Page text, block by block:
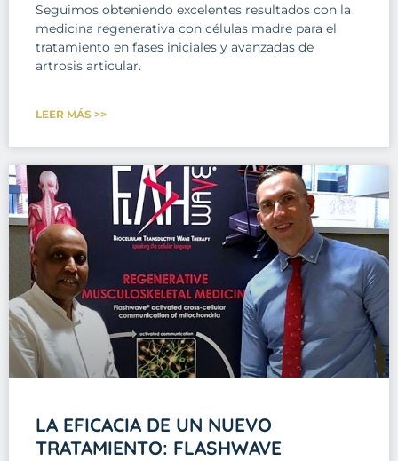
Seguimos obteniendo excelentes resultados con la
medicina regenerativa con células madre para el
tratamiento en fases iniciales y avanzadas de
artrosis articular.
LEER MÁS >>
LA EFICACIA DE UN NUEVO
TRATAMIENTO: FLASHWAVE